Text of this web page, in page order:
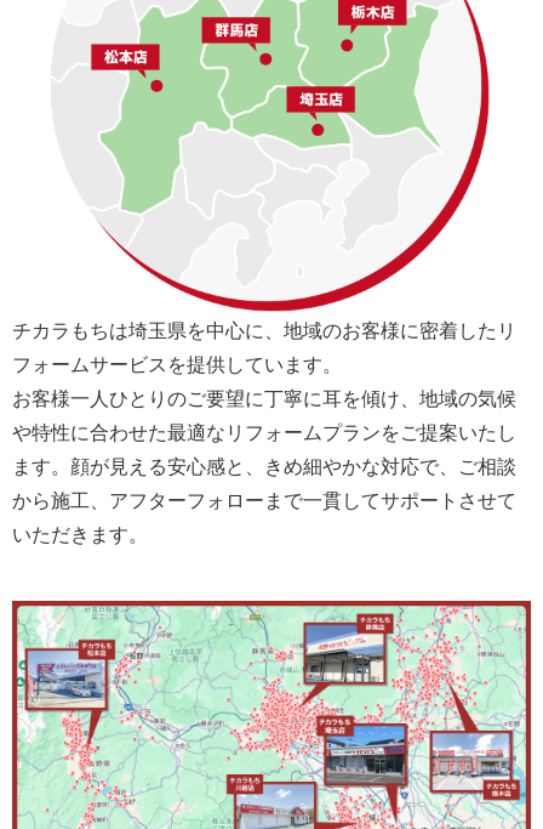
チカラもちは埼玉県を中心に、地域のお客様に密着したリ
フォームサービスを提供しています。
お客様一人ひとりのご要望に丁寧に耳を傾け、地域の気候
や特性に合わせた最適なリフォームプランをご提案いたし
ます。顔が見える安心感と、きめ細やかな対応で、ご相談
から施工、アフターフォローまで一貫してサポートさせて
いただきます。